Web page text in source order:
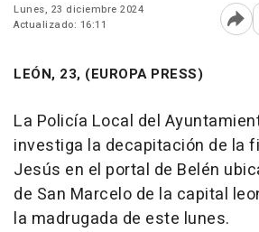
Lunes, 23 diciembre 2024
Actualizado: 16:11
LEÓN, 23, (EUROPA PRESS)
La Policía Local del
investiga la decapitación de la
Jesús en el portal de Belén
de San Marcelo de la capital
la madrugada de este lunes.